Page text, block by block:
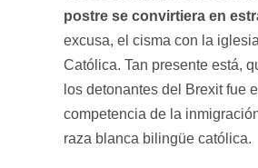
postre se convirtiera en
excusa, el cisma con la
Católica. Tan presente está,
los detonantes del Brexit fue
competencia de la
raza blanca bilingüe católica.